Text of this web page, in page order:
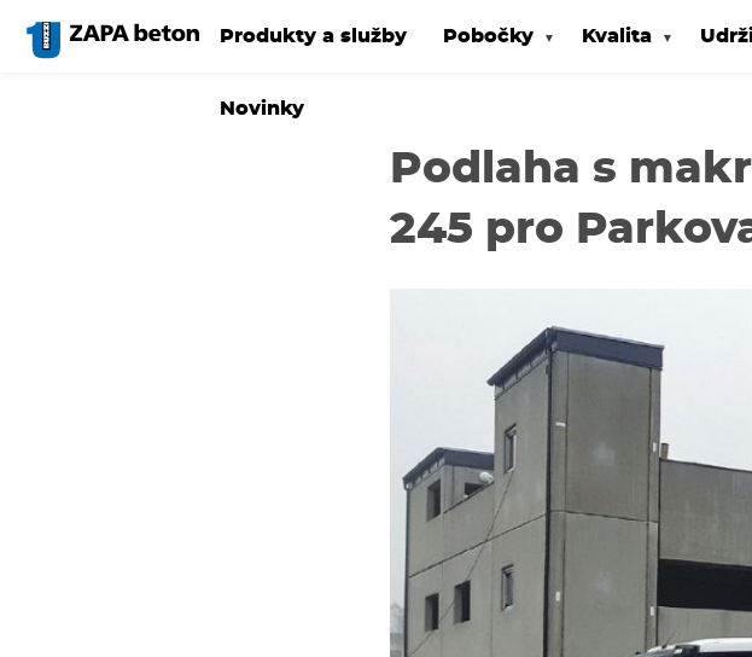
hlavnímu
Produkty a služby Pobočky Kvalita
Novinky
Podlaha s
245 pro